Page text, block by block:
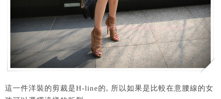
這一件洋裝的剪裁是H-line的, 所以如果是比較在意腰線的女